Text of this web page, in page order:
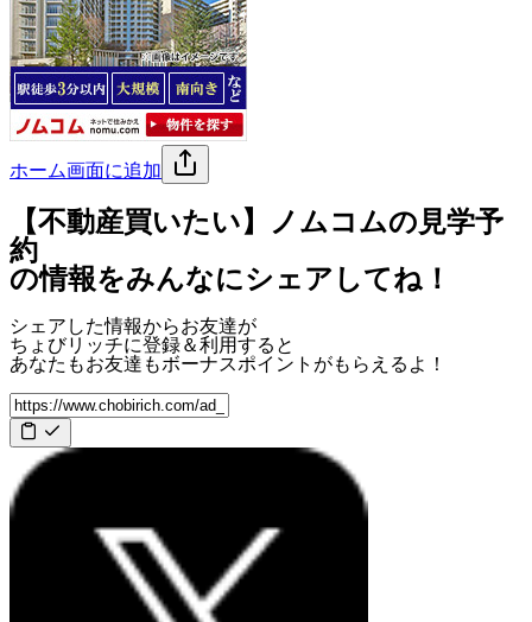
ホーム画面に追加
【不動産買いたい】ノムコムの見学予
約
の情報をみんなにシェアしてね！
シェアした情報からお友達が
ちょびリッチに登録＆利用すると
あなたもお友達もボーナスポイント がもらえるよ！